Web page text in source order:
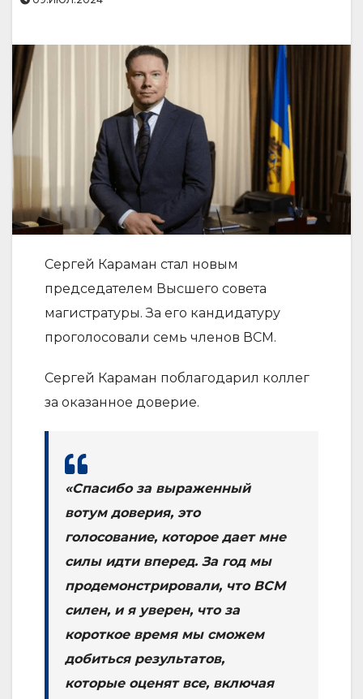
Сергей Караман стал новым
председателем Высшего совета
магистратуры. За его кандидатуру
проголосовали семь членов ВСМ.
Сергей Караман поблагодарил коллег
за оказанное доверие.
«Спасибо за выраженный
вотум доверия, это
голосование, которое дает мне
силы идти вперед. За год мы
продемонстрировали, что ВСМ
силен, и я уверен, что за
короткое время мы сможем
добиться результатов,
которые оценят все, включая